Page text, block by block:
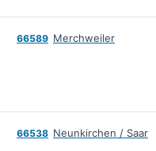
66589 Merchweiler
66538 Neunkirchen / Saar